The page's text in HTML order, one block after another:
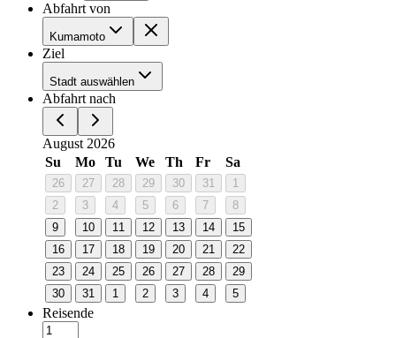
Abfahrt von
Kumamoto
Ziel
Stadt auswählen
Abfahrt nach
August 2026
Su
Mo Tu We Th Fr Sa
26 27 28 29 30 31
1
2
3 4 5 6 7
8
9
10 11 12 13 14
15
16
17 18 19 20 21
22
23
24 25 26 27 28
29
30
31 1 2 3 4 5
Reisende